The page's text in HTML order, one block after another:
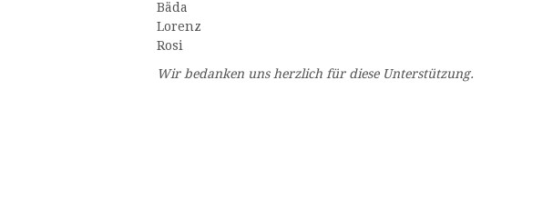
Bäda
Lorenz
Rosi
Wir bedanken uns herzlich für diese Unterstützung.